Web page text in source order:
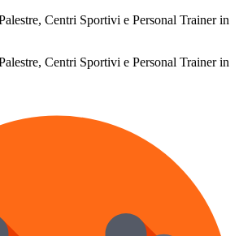
Centri Sportivi e Personal Trainer in
Centri Sportivi e Personal Trainer in